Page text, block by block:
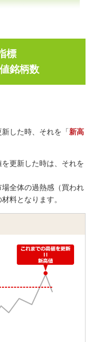
標
銘柄数
した時、それを「新高
更新した時は、それを
全体の過熱感（買われ
料となります。